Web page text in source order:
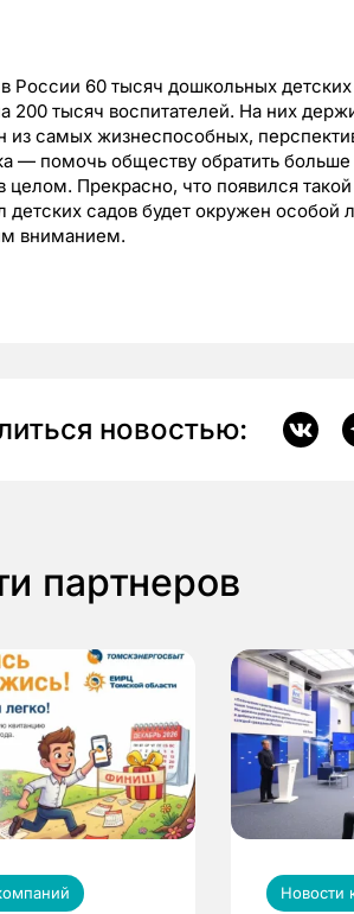
России 60 тысяч дошкольных
200 тысяч воспитателей. На них
из самых жизнеспособных,
— помочь обществу обратить
целом. Прекрасно, что появился
детских садов будет окружен
вниманием.
новостью:
партнеров
Новости